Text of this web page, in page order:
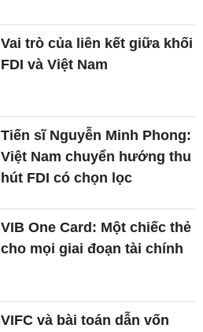
Vai trò của liên kết giữa khối
FDI và Việt Nam
Tiến sĩ Nguyễn Minh Phong:
Việt Nam chuyển hướng thu
hút FDI có chọn lọc
VIB One Card: Một chiếc thẻ
cho mọi giai đoạn tài chính
VIFC và bài toán dẫn vốn